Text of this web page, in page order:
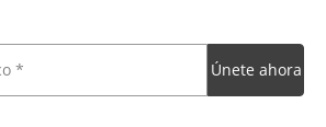
Únete ahora